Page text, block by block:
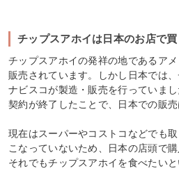
チップスアホイは日本のお店で
チップスアホイの発祥の地であるア
販売されています。しかし日本では
ナビスコが製造・販売を行っていま
契約が終了したことで、日本での販売
現在はスーパーやコストコなどでも
こなっていないため、日本の店頭で
それでもチップスアホイを食べたい